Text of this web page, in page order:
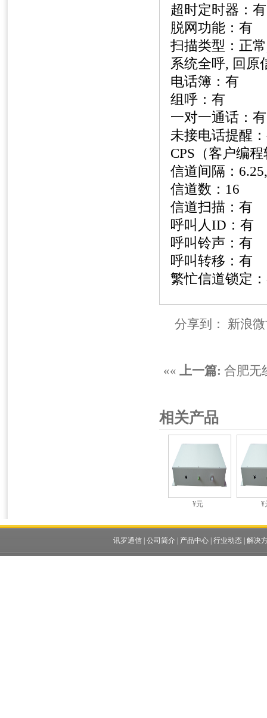
超时定时器：有
脱网功能：有
扫描类型：正常
系统全呼, 回原
电话簿：有
组呼：有
一对一通话：有
未接电话提醒
CPS （客户编
信道间隔：
信道数： 16
信道扫描：有
呼叫人ID ：有
呼叫铃声：有
呼叫转移：有
繁忙信道锁定
分享到： 新浪
«« 上一篇: 合肥无
相关产品
¥元 ¥
讯罗通信| 公司简介| 产品中心| 行业动态| 解决